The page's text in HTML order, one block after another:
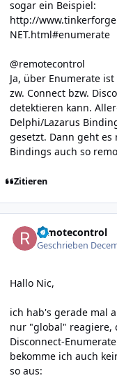
sogar ein Beispiel:
http://
NET.html#enumerate
@remotecontrol
Ja, über Enumerate
zw. Connect bzw.
detektieren kann.
Delphi/Lazarus
gesetzt. Dann geht
Bindings auch so
Zitieren
remotecontrol
Geschrieben
Hallo Nic,
ich hab's gerade mal
nur "global" reagiere,
Disconnect-
bekomme ich auch
so aus: